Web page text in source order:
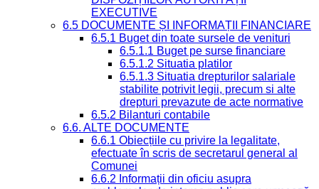
EXECUTIVE
6.5 DOCUMENTE ȘI INFORMAȚII FINANCIARE
6.5.1 Buget din toate sursele de venituri
6.5.1.1 Buget pe surse financiare
6.5.1.2 Situatia platilor
6.5.1.3 Situatia drepturilor salariale
stabilite potrivit legii, precum si alte
drepturi prevazute de acte normative
6.5.2 Bilanturi contabile
6.6. ALTE DOCUMENTE
6.6.1 Obiecțiile cu privire la legalitate,
efectuate în scris de secretarul general al
Comunei
6.6.2 Informații din oficiu asupra